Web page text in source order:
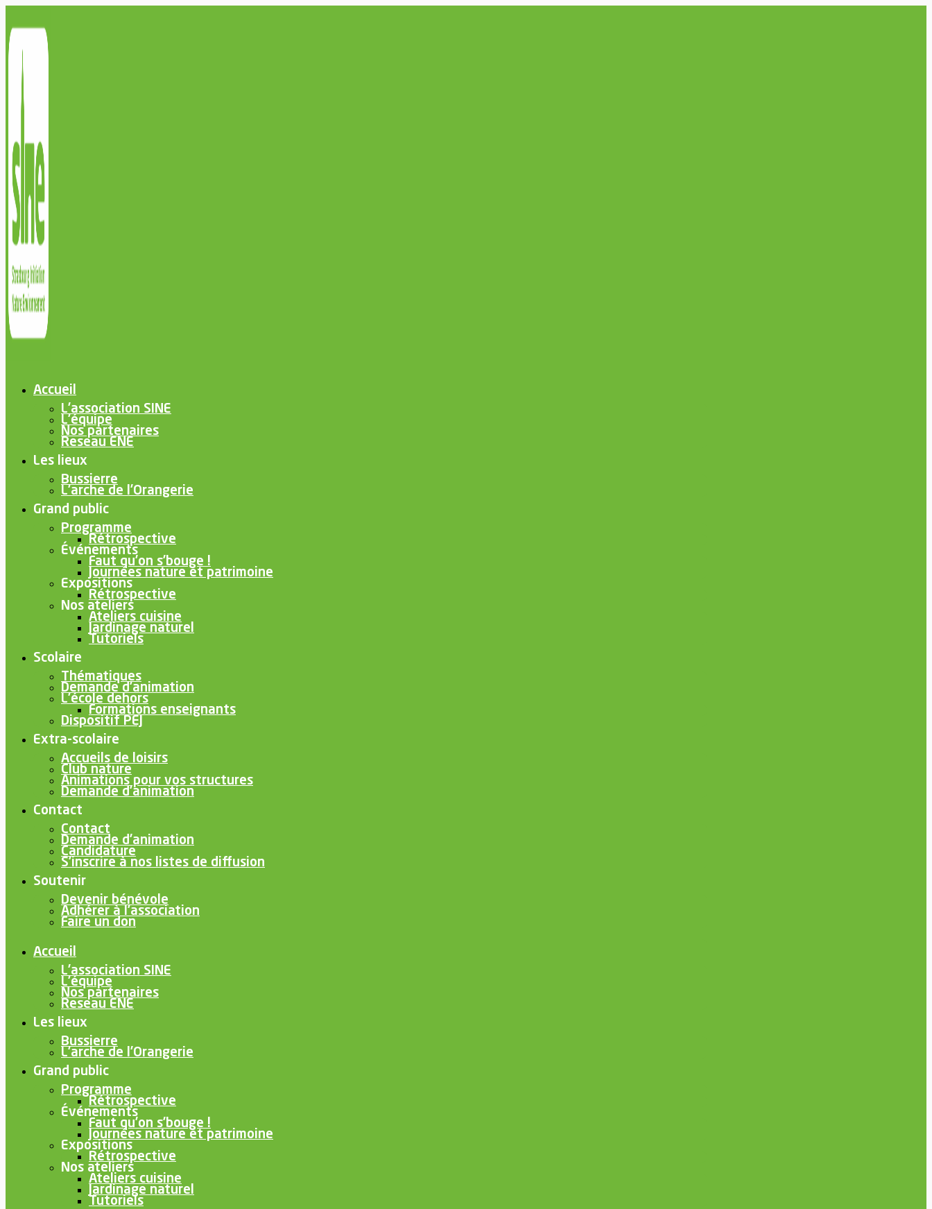
Accueil
L’association SINE
L’équipe
Nos partenaires
Reseau ENE
Les lieux
Bussierre
L’arche de l’Orangerie
Grand public
Programme
Rétrospective
Événements
Faut qu’on s’bouge !
Journées nature et patrimoine
Expositions
Rétrospective
Nos ateliers
Ateliers cuisine
Jardinage naturel
Tutoriels
Scolaire
Thématiques
Demande d’animation
L’école dehors
Formations enseignants
Dispositif PEJ
Extra-scolaire
Accueils de loisirs
Club nature
Animations pour vos structures
Demande d’animation
Contact
Contact
Demande d’animation
Candidature
S’inscrire à nos listes de diffusion
Soutenir
Devenir bénévole
Adhérer à l’association
Faire un don
Accueil
L’association SINE
L’équipe
Nos partenaires
Reseau ENE
Les lieux
Bussierre
L’arche de l’Orangerie
Grand public
Programme
Rétrospective
Événements
Faut qu’on s’bouge !
Journées nature et patrimoine
Expositions
Rétrospective
Nos ateliers
Ateliers cuisine
Jardinage naturel
Tutoriels